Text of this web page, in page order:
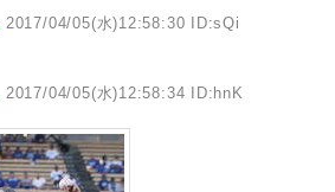
2017/04/05(水)12:58:30 ID:sQi
2017/04/05(水)12:58:34 ID:hnK